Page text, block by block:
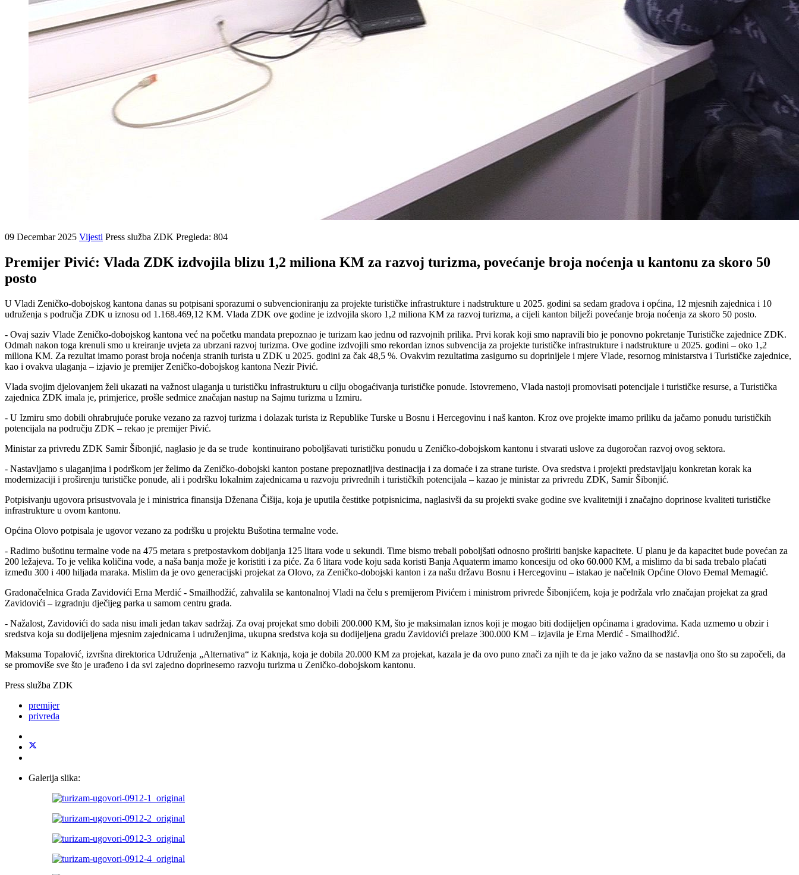
09 Decembar 2025 Vijesti Press služba ZDK Pregleda: 804
Premijer Pivić: Vlada ZDK izdvojila blizu 1,2 miliona KM za razvoj turizma, povećanje broja noćenja u kantonu za skoro 50
posto
U Vladi Zeničko-dobojskog kantona danas su potpisani sporazumi o subvencioniranju za projekte turističke infrastrukture i nadstrukture u 2025. godini sa sedam gradova i općina, 12 mjesnih zajednica i 10
udruženja s područja ZDK u iznosu od 1.168.469,12 KM. Vlada ZDK ove godine je izdvojila skoro 1,2 miliona KM za razvoj turizma, a cijeli kanton bilježi povećanje broja noćenja za skoro 50 posto.
- Ovaj saziv Vlade Zeničko-dobojskog kantona već na početku mandata prepoznao je turizam kao jednu od razvojnih prilika. Prvi korak koji smo napravili bio je ponovno pokretanje Turističke zajednice ZDK.
Odmah nakon toga krenuli smo u kreiranje uvjeta za ubrzani razvoj turizma. Ove godine izdvojili smo rekordan iznos subvencija za projekte turističke infrastrukture i nadstrukture u 2025. godini – oko 1,2
miliona KM. Za rezultat imamo porast broja noćenja stranih turista u ZDK u 2025. godini za čak 48,5 %. Ovakvim rezultatima zasigurno su doprinijele i mjere Vlade, resornog ministarstva i Turističke zajednice,
kao i ovakva ulaganja – izjavio je premijer Zeničko-dobojskog kantona Nezir Pivić.
Vlada svojim djelovanjem želi ukazati na važnost ulaganja u turističku infrastrukturu u cilju obogaćivanja turističke ponude. Istovremeno, Vlada nastoji promovisati potencijale i turističke resurse, a Turistička
zajednica ZDK imala je, primjerice, prošle sedmice značajan nastup na Sajmu turizma u Izmiru.
- U Izmiru smo dobili ohrabrujuće poruke vezano za razvoj turizma i dolazak turista iz Republike Turske u Bosnu i Hercegovinu i naš kanton. Kroz ove projekte imamo priliku da jačamo ponudu turističkih
potencijala na području ZDK – rekao je premijer Pivić.
Ministar za privredu ZDK Samir Šibonjić, naglasio je da se trude kontinuirano poboljšavati turističku ponudu u Zeničko-dobojskom kantonu i stvarati uslove za dugoročan razvoj ovog sektora.
- Nastavljamo s ulaganjima i podrškom jer želimo da Zeničko-dobojski kanton postane prepoznatljiva destinacija i za domaće i za strane turiste. Ova sredstva i projekti predstavljaju konkretan korak ka
modernizaciji i proširenju turističke ponude, ali i podršku lokalnim zajednicama u razvoju privrednih i turističkih potencijala – kazao je ministar za privredu ZDK, Samir Šibonjić.
Potpisivanju ugovora prisustvovala je i ministrica finansija Dženana Čišija, koja je uputila čestitke potpisnicima, naglasivši da su projekti svake godine sve kvalitetniji i značajno doprinose kvaliteti turističke
infrastrukture u ovom kantonu.
Općina Olovo potpisala je ugovor vezano za podršku u projektu Bušotina termalne vode.
- Radimo bušotinu termalne vode na 475 metara s pretpostavkom dobijanja 125 litara vode u sekundi. Time bismo trebali poboljšati odnosno proširiti banjske kapacitete. U planu je da kapacitet bude povećan za
200 ležajeva. To je velika količina vode, a naša banja može je koristiti i za piće. Za 6 litara vode koju sada koristi Banja Aquaterm imamo koncesiju od oko 60.000 KM, a mislimo da bi sada trebalo plaćati
između 300 i 400 hiljada maraka. Mislim da je ovo generacijski projekat za Olovo, za Zeničko-dobojski kanton i za našu državu Bosnu i Hercegovinu – istakao je načelnik Općine Olovo Đemal Memagić.
Gradonačelnica Grada Zavidovići Erna Merdić - Smailhodžić, zahvalila se kantonalnoj Vladi na čelu s premijerom Pivićem i ministrom privrede Šibonjićem, koja je podržala vrlo značajan projekat za grad
Zavidovići – izgradnju dječijeg parka u samom centru grada.
- Nažalost, Zavidovići do sada nisu imali jedan takav sadržaj. Za ovaj projekat smo dobili 200.000 KM, što je maksimalan iznos koji je mogao biti dodijeljen općinama i gradovima. Kada uzmemo u obzir i
sredstva koja su dodijeljena mjesnim zajednicama i udruženjima, ukupna sredstva koja su dodijeljena gradu Zavidovići prelaze 300.000 KM – izjavila je Erna Merdić - Smailhodžić.
Maksuma Topalović, izvršna direktorica Udruženja „Alternativa“ iz Kaknja, koja je dobila 20.000 KM za projekat, kazala je da ovo puno znači za njih te da je jako važno da se nastavlja ono što su započeli, da
se promoviše sve što je urađeno i da svi zajedno doprinesemo razvoju turizma u Zeničko-dobojskom kantonu.
Press služba ZDK
premijer
privreda
Galerija slika: